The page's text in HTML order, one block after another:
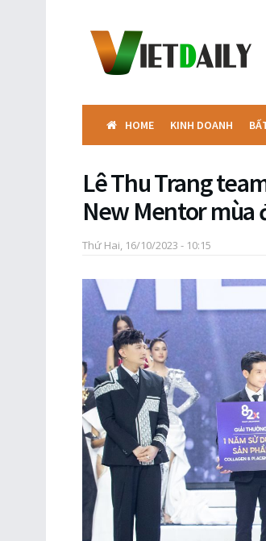
HOME KINH DOANH
Lê Thu Trang
New Mentor mùa
Thứ Hai, 16/10/2023 - 10:15